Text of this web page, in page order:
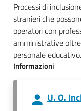
Processi di
stranieri che
operatori con
amministrative
personale educativo.
Informazioni
U. O.